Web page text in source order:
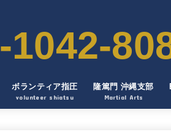
ボランティア指圧
volunteer shiatsu
隆篤門 沖縄支部
Martial Arts